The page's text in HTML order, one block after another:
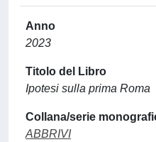
Anno
2023
Titolo del Libro
Ipotesi sulla prima Roma
Collana/serie
ABBRIVI